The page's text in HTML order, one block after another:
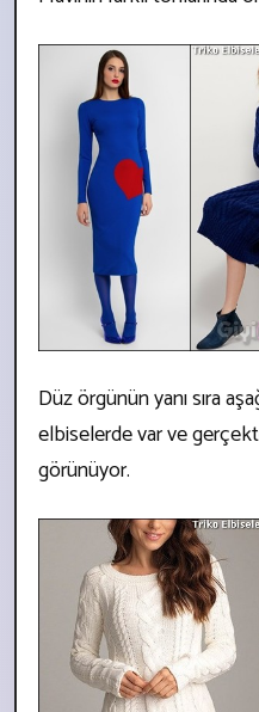
Düz örgünün yanı sıra
elbiselerde var ve
görünüyor.